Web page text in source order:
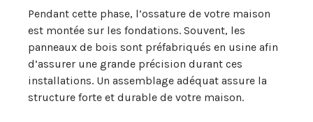
Pendant cette phase, l’ossature de votre maison
est montée sur les fondations. Souvent, les
panneaux de bois sont préfabriqués en usine afin
d’assurer une grande précision durant ces
installations. Un assemblage adéquat assure la
structure forte et durable de votre maison.